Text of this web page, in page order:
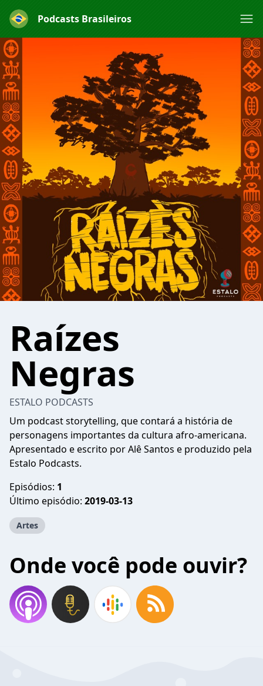
Podcasts Brasileiros
Raízes
Negras
ESTALO PODCASTS
Um podcast storytelling, que contará a história de
personagens importantes da cultura afro-americana.
Apresentado e escrito por Alê Santos e produzido pela
Estalo Podcasts.
Episódios: 1
Último episódio: 2019-03-13
Artes
Onde você pode ouvir?